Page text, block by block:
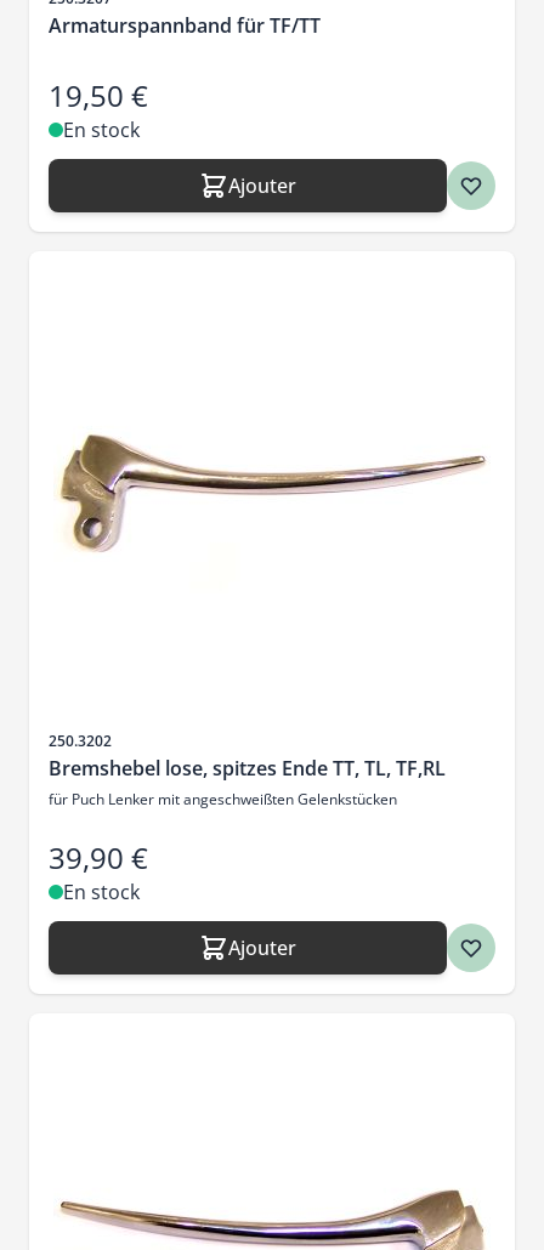
Armaturspannband für TF/TT
19,50 €
En stock
Ajouter
SKU
250.3202
Bremshebel lose, spitzes Ende TT, TL, TF,RL
für Puch Lenker mit angeschweißten Gelenkstücken
39,90 €
En stock
Ajouter